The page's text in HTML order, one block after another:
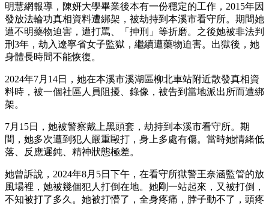
明慧網報導，陳妍大學畢業後本有一份穩定的工作，2015年因
發放法輪功真相資料遭綁架，被劫持到本溪市看守所。期間她
遭不明藥物迫害，遭打罵、「抻刑」等折磨。之後她被非法判
刑3年，劫入遼寧省女子監獄，繼續遭藥物迫害。出獄後，她
身體長時間不能恢復。
2024年7月14日，她在本溪市溪湖區柳北車站附近散發真相資
料時，被一個社區人員阻擾、錄像，被告到當地派出所而遭綁
架。
7月15日，她被警察戴上黑頭套，劫持到本溪市看守所。期
間，她多次遭到犯人嚴重毆打，身上多處有傷。當時她情緒低
落、反應遲鈍、精神狀態極差。
她曾訴說，2024年8月5日下午，在看守所獄警王奈涵監管的放
風場裡，她被幾個犯人打倒在地。她剛一站起來，又被打倒，
不知被打了多久。她被打懵了，全身疼痛，脖子動不了，頭疼